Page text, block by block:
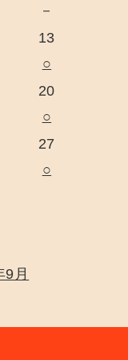
－
13
○
20
○
27
○
9月